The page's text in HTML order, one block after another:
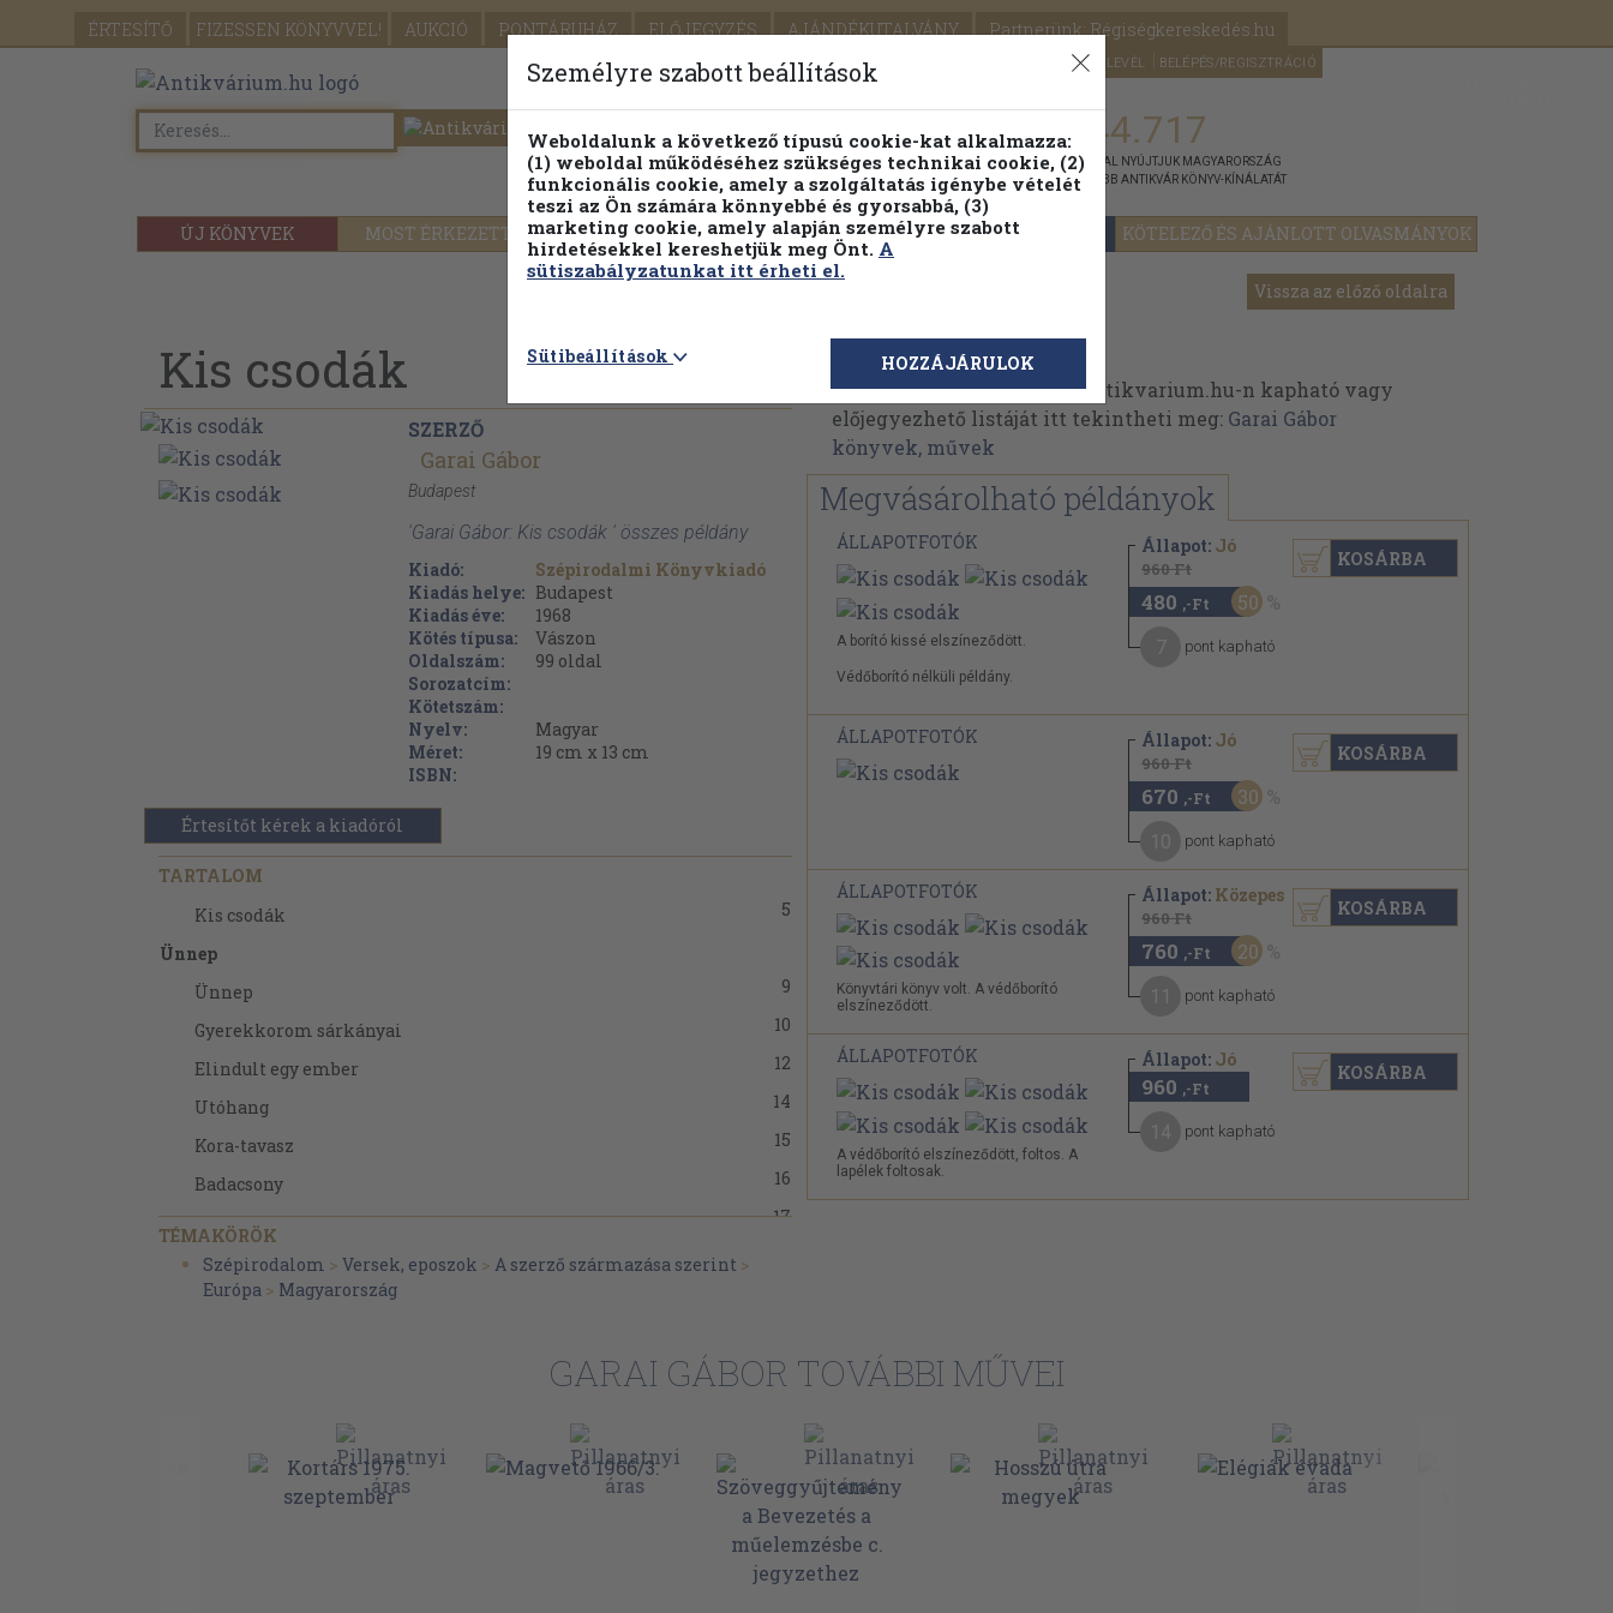
ÉRTESÍTŐ FIZESSEN KÖNYVVEL! AUKCIÓ PONTÁRUHÁZ ELŐJEGYZÉS AJÁNDÉKUTALVÁNY Partnerünk: Régiségkereskedés.hu
SEGÍTSÉG HÍRLEVÉL BELÉPÉS/REGISZTRÁCIÓ
ÚJ KÖNYVEK MOST ÉRKEZETT PILLANATNYI ÁRAINK FENNTARTHATÓ OLVASMÁNYOK KÖTELEZŐ ÉS AJÁNLOTT OLVASMÁNYOK
Részletes kereső Témaköri fa 1.144.717
KIADVÁNNYAL NYÚJTJUK MAGYARORSZÁG
LEGNAGYOBB ANTIKVÁR KÖNYV-KÍNÁLATÁT
Vissza az előző oldalra
Kis csodák
SZERZŐ
Garai Gábor
Budapest
'Garai Gábor: Kis csodák ' összes példány
Kiadó:
Szépirodalmi Könyvkiadó
Kiadás helye: Budapest
Kiadás éve:
1968
Kötés típusa:
Vászon
Oldalszám:
99 oldal
Sorozatcím:
Kötetszám:
Nyelv:
Magyar
Méret:
19 cm x 13 cm
ISBN:
Értesítőt kérek a kiadóról
TARTALOM
Kis csodák
5
Ünnep
Ünnep
9
Gyerekkorom sárkányai
10
Elindult egy ember
12
Utóhang
14
Kora-tavasz
15
Badacsony
16
Láng
17
Augusztus
Seregélyek
21
Szabad-kikötő
A Moldva hídján
25
TÉMAKÖRÖK
Szépirodalom > Versek, eposzok > A szerző származása szerint >
Európa > Magyarország
Garai Gábor
Garai Gábor műveinek az Antikvarium.hu-n kapható vagy
előjegyezhető listáját itt tekintheti meg: Garai Gábor
könyvek, művek
Megvásárolható példányok
ÁLLAPOTFOTÓK
A borító kissé elszíneződött.
Védőborító nélküli példány.
Állapot: Jó
960 Ft
480 ,-Ft 50
pont kapható
KOSÁRBA
ÁLLAPOTFOTÓK Állapot: Jó
960 Ft
670 ,-Ft 30
pont kapható
KOSÁRBA
ÁLLAPOTFOTÓK
Könyvtári könyv volt. A védőborító
elszíneződött.
Állapot: Közepes
960 Ft
760 ,-Ft 20
pont kapható
KOSÁRBA
ÁLLAPOTFOTÓK
A védőborító elszíneződött, foltos. A
lapélek foltosak.
Állapot: Jó
960 ,-Ft
pont kapható
KOSÁRBA
GARAI GÁBOR TOVÁBBI MŰVEI
Személyre szabott beállítások
Weboldalunk a következő típusú cookie-kat alkalmazza:
(1) weboldal működéséhez szükséges technikai cookie, (2)
funkcionális cookie, amely a szolgáltatás igénybe vételét
teszi az Ön számára könnyebbé és gyorsabbá, (3)
marketing cookie, amely alapján személyre szabott
hirdetésekkel kereshetjük meg Önt. A
sütiszabályzatunkat itt érheti el.
Sütibeállítások HOZZÁJÁRULOK